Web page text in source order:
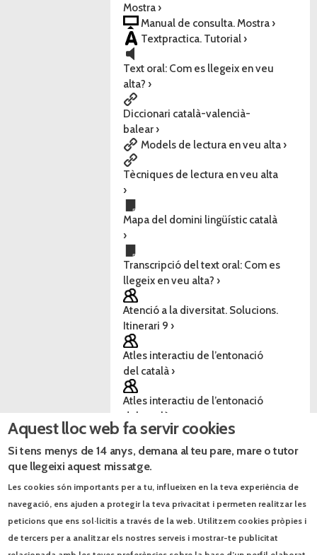
Mostra ›
Manual de consulta. Mostra ›
Textpractica. Tutorial ›
Text oral: Com es llegeix en veu
alta? ›
Diccionari català-valencià-
balear ›
Models de lectura en veu alta ›
Tècniques de lectura en veu alta
›
Mapa del domini lingüístic català
›
Transcripció del text oral: Com es
llegeix en veu alta? ›
Atenció a la diversitat. Solucions.
Itinerari 9 ›
Atles interactiu de l’entonació
del català ›
Atles interactiu de l’entonació
del català ›
Fitxa Amplia. Itinerari 9 ›
Fitxa Repassa. Itinerari 9 ›
La lectura en veu alta. Valoració ›
Tècniques de lectura en veu alta.
Aspectes fonamentals ›
Aquest lloc web fa servir cookies
Si tens menys de 14 anys, demana al teu pare, mare o tutor
que llegeixi aquest missatge.
Les cookies són importants per a tu, influeixen en la teva experiència de
navegació, ens ajuden a protegir la teva privacitat i permeten realitzar les
peticions que ens sol·licitis a través de la web. Utilitzem cookies pròpies i
de tercers per a analitzar els nostres serveis i mostrar-te publicitat